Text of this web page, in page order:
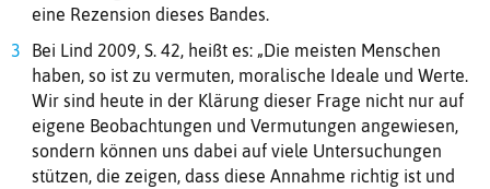
eine Rezension dieses Bandes.
Bei Lind 2009, S. 42, heißt es: „Die meisten Menschen
haben, so ist zu vermuten, moralische Ideale und Werte.
Wir sind heute in der Klärung dieser Frage nicht nur auf
eigene Beobachtungen und Vermutungen angewiesen,
sondern können uns dabei auf viele Untersuchungen
stützen, die zeigen, dass diese Annahme richtig ist und